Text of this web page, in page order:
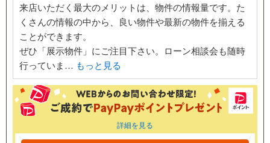
来店いただく最大のメリットは、物件の情報量です。た
くさんの情報の中から、良い物件や最新の物件を揃える
ことができます。
ぜひ「展示物件」にご注目下さい。ローン相談会も随時
行っていま… もっと見る
詳細を見る